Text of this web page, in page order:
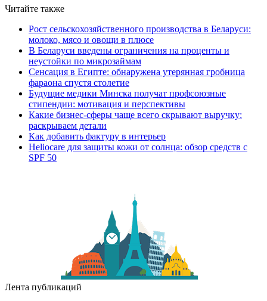
Читайте также
Рост сельскохозяйственного производства в Беларуси:
молоко, мясо и овощи в плюсе
В Беларуси введены ограничения на проценты и
неустойки по микрозаймам
Сенсация в Египте: обнаружена утерянная гробница
фараона спустя столетие
Будущие медики Минска получат профсоюзные
стипендии: мотивация и перспективы
Какие бизнес-сферы чаще всего скрывают выручку:
раскрываем детали
Как добавить фактуру в интерьер
Heliocare для защиты кожи от солнца: обзор средств с
SPF 50
Лента публикаций